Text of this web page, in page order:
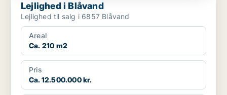
Lejlighed i Blåvand
Lejlighed til salg i 6857 Blåvand
Areal
Ca. 210 m2
Pris
Ca. 12.500.000 kr.